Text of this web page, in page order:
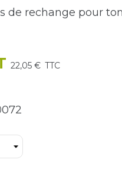
de rechange pour
22,05 € TTC